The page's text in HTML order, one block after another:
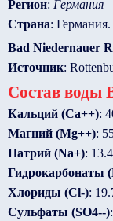
Регион: Германия
Страна: Германия.
Bad Niedernauer
Источник:
Состав воды
Кальций (Ca++):
Магний (Mg++):
Натрий (Na+):
Гидрокарбонаты
Хлориды (Cl-):
Сульфаты (SO4--)